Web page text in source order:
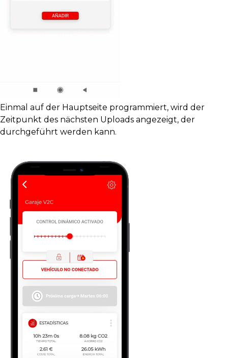
Einmal auf der Hauptseite programmiert, wird der
Zeitpunkt des nächsten Uploads angezeigt, der
durchgeführt werden kann.